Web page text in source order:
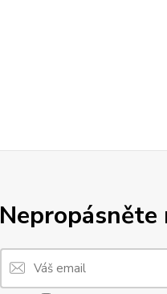
Nepropásněte